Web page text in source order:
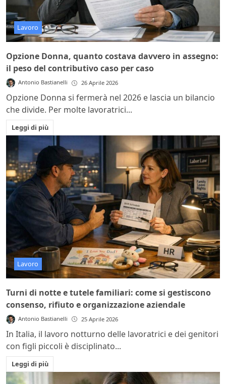
Lavoro
Opzione Donna, quanto costava davvero in assegno:
il peso del contributivo caso per caso
Antonio Bastianelli 26 Aprile 2026
Opzione Donna si fermerà nel 2026 e lascia un bilancio
che divide. Per molte lavoratrici...
Leggi di più
Lavoro
Turni di notte e tutele familiari: come si gestiscono
consenso, rifiuto e organizzazione aziendale
Antonio Bastianelli 25 Aprile 2026
In Italia, il lavoro notturno delle lavoratrici e dei genitori
con figli piccoli è disciplinato...
Leggi di più